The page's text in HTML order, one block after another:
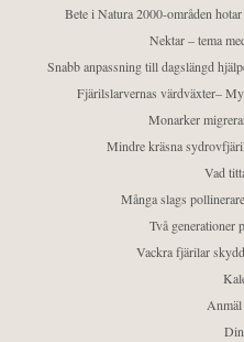
Bete i Natura 2000-områden
Nektar – tema
Snabb anpassning till dagslängd
Fjärilslarvernas värdväxter–
Monarker
Mindre kräsna
Vad
Många slags
Två generationer
Vackra fjärilar